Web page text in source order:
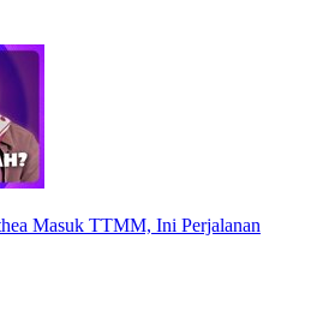
Masuk TTMM, Ini Perjalanan